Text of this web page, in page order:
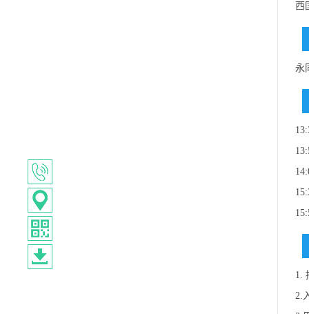
西
永
1.
2.